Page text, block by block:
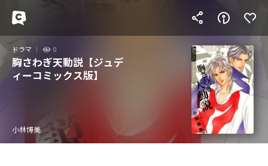
ドラマ 0
胸さわぎ天動説【ジュデ
ィーコミックス版】
小林博美